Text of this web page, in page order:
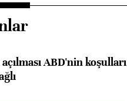
ABD'nin koşulları